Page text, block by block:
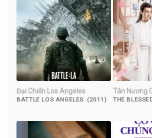
Đại Chiến Los Angeles
BATTLE LOS ANGELES (2011)
Tân Nương
THE